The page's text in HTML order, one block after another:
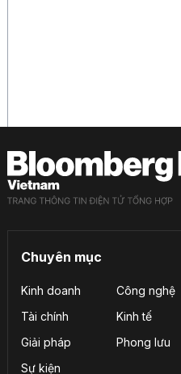
Chuyên mục
Kinh doanh Công nghệ
Tài chính
Kinh tế
Giải pháp
Phong lưu
Sự kiện